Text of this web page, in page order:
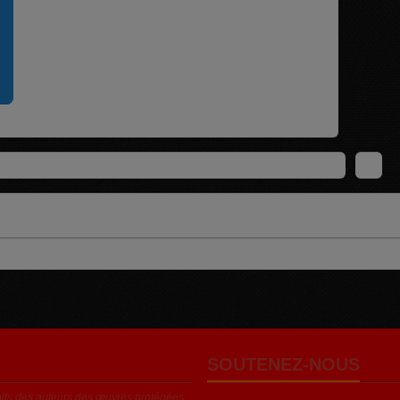
des auteurs des œuvres protégées
SOUTENEZ-NOUS